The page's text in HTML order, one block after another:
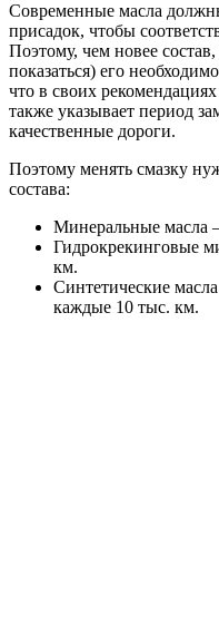
Современные масла
присадок, чтобы
Поэтому, чем новее
показаться) его
что в своих
также указывает период
качественные дороги.
Поэтому менять смазку
состава:
Минеральные масла
Гидрокрекинговые
км.
Синтетические
каждые 10 тыс. км.